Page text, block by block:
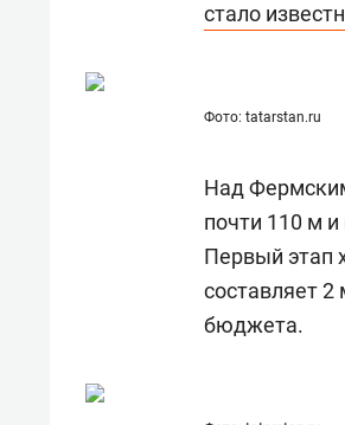
стало
Фото: tatarstan.ru
Над
почти 110 м
Первый этап
составляет
бюджета.